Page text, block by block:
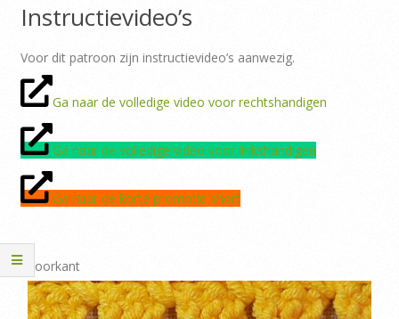
Instructievideo’s
Voor dit patroon zijn instructievideo’s aanwezig.
Ga naar de volledige video voor rechtshandigen
Ga naar de volledige video voor linkshandigen
Ga naar de korte promotie short
Voorkant